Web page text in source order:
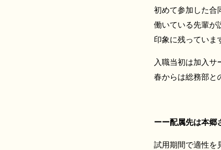
初めて参加した合
働いている先輩が
印象に残っていま
入職当初は加入
春からは総務部と
ーー配属先は本郷
試用期間で適性を